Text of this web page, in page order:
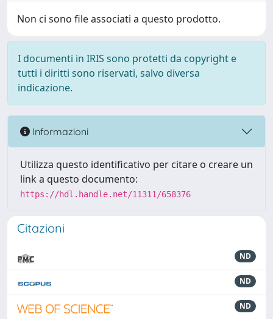
Non ci sono file associati a questo prodotto.
I documenti in IRIS sono protetti da copyright e
tutti i diritti sono riservati, salvo diversa
indicazione.
Informazioni
Utilizza questo identificativo per citare o creare un
link a questo documento:
https://hdl.handle.net/11311/658376
Citazioni
ND
ND
ND